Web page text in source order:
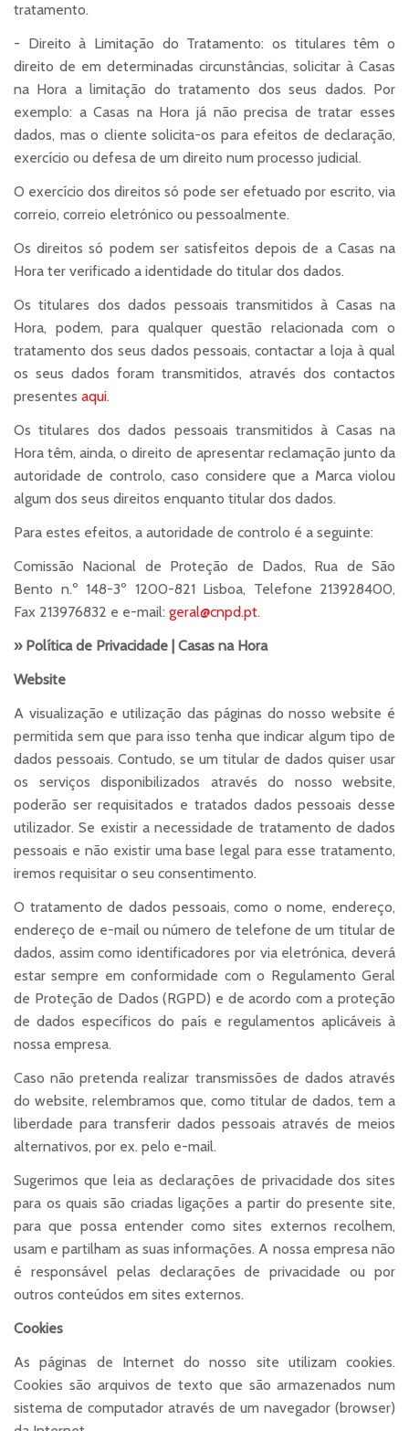
tratamento.
- Direito à Limitação do Tratamento: os titulares têm o
direito de em determinadas circunstâncias, solicitar à Casas
na Hora a limitação do tratamento dos seus dados. Por
exemplo: a Casas na Hora já não precisa de tratar esses
dados, mas o cliente solicita-os para efeitos de declaração,
exercício ou defesa de um direito num processo judicial.
O exercício dos direitos só pode ser efetuado por escrito, via
correio, correio eletrónico ou pessoalmente.
Os direitos só podem ser satisfeitos depois de a Casas na
Hora ter verificado a identidade do titular dos dados.
Os titulares dos dados pessoais transmitidos à Casas na
Hora, podem, para qualquer questão relacionada com o
tratamento dos seus dados pessoais, contactar a loja à qual
os seus dados foram transmitidos, através dos contactos
presentes aqui.
Os titulares dos dados pessoais transmitidos à Casas na
Hora têm, ainda, o direito de apresentar reclamação junto da
autoridade de controlo, caso considere que a Marca violou
algum dos seus direitos enquanto titular dos dados.
Para estes efeitos, a autoridade de controlo é a seguinte:
Comissão Nacional de Proteção de Dados, Rua de São
Bento n.º 148-3º 1200-821 Lisboa, Telefone 213928400,
Fax 213976832 e e-mail: geral@cnpd.pt.
» Política de Privacidade | Casas na Hora
Website
A visualização e utilização das páginas do nosso website é
permitida sem que para isso tenha que indicar algum tipo de
dados pessoais. Contudo, se um titular de dados quiser usar
os serviços disponibilizados através do nosso website,
poderão ser requisitados e tratados dados pessoais desse
utilizador. Se existir a necessidade de tratamento de dados
pessoais e não existir uma base legal para esse tratamento,
iremos requisitar o seu consentimento.
O tratamento de dados pessoais, como o nome, endereço,
endereço de e-mail ou número de telefone de um titular de
dados, assim como identificadores por via eletrónica, deverá
estar sempre em conformidade com o Regulamento Geral
de Proteção de Dados (RGPD) e de acordo com a proteção
de dados específicos do país e regulamentos aplicáveis à
nossa empresa.
Caso não pretenda realizar transmissões de dados através
do website, relembramos que, como titular de dados, tem a
liberdade para transferir dados pessoais através de meios
alternativos, por ex. pelo e-mail.
Sugerimos que leia as declarações de privacidade dos sites
para os quais são criadas ligações a partir do presente site,
para que possa entender como sites externos recolhem,
usam e partilham as suas informações. A nossa empresa não
é responsável pelas declarações de privacidade ou por
outros conteúdos em sites externos.
Cookies
As páginas de Internet do nosso site utilizam cookies.
Cookies são arquivos de texto que são armazenados num
sistema de computador através de um navegador (browser)